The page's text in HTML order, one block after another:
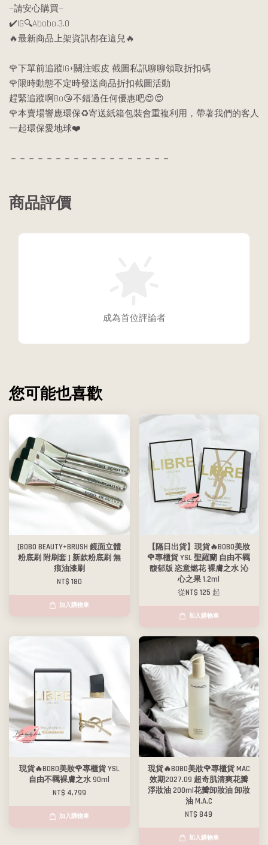
—請安心購買—
✔️IG🔍Abobo.3.0
🔥最新商品上架資訊都在這兒🔥
🌹下單前追蹤IG+關注蝦皮 截圖私訊聊聊領取折扣碼
🌹限時動態不定時發送商品折扣截圖活動
趕緊追蹤啊Bo😘不錯過任何優惠吧😍😍
🌹本賣場響應環保♻️寄送紙箱包裝會重複利用，帶著我們的客人
一起環保愛地球❤️
－－－－－－－－－－－－－－－－－－
商品評價
成為首位評論者
您可能也喜歡
[BOBO BEAUTY+BRUSH 鏡面立體
粉底刷 附刷套 ] 新款粉底刷 無
痕油漆刷
NT$ 180
加入購物車
【隔日出貨】現貨🔥BOBO美妝
🌹專櫃貨 YSL 聖羅蘭 自由不羈
馥郁版 恣意燃花 裸膚之水 沁
心之果 1.2ml
從NT$ 125 起
加入購物車
現貨🔥BOBO美妝🌹專櫃貨 YSL
自由不羈裸膚之水 90ml
NT$ 4,799
加入購物車
現貨🔥BOBO美妝🌹專櫃貨 MAC
效期2027.09 超奇肌清爽花瓣
淨妝油 200ml花瓣卸妝油 卸妝
油 M.A.C
NT$ 849
加入購物車